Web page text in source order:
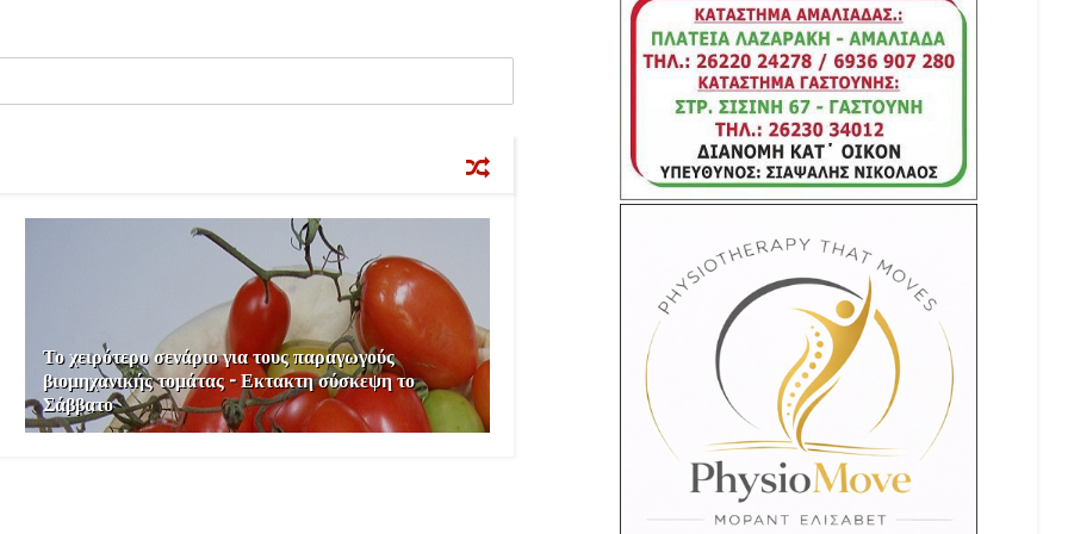
Το χειρότερο σενάριο για τους παραγωγούς
βιομηχανικής τομάτας - Εκτακτη σύσκεψη το
Σάββατο